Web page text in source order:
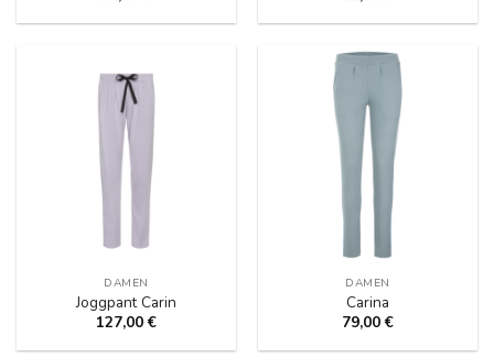
DAMEN
Joggpant Carin
127,00€
DAMEN
Carina
79,00€